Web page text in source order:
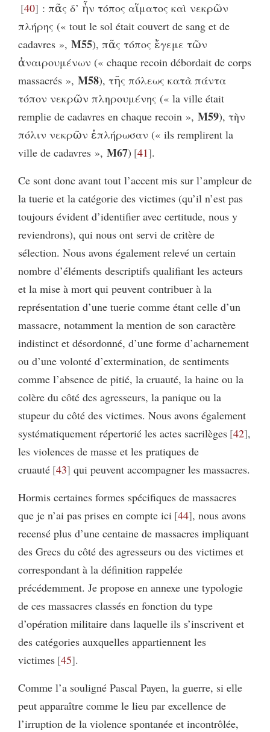
40 : πᾶς δ’ ἦν τόπος αἵματος καὶ νεκρῶν
πλήρης (« tout le sol était couvert de sang et de
cadavres », M55), πᾶς τόπος ἔγεμε τῶν
ἀναιρουμένων (« chaque recoin débordait de corps
massacrés », M58), τῆς πόλεως κατὰ πάντα
τόπον νεκρῶν πληρουμένης (« la ville était
remplie de cadavres en chaque recoin », M59), τὴν
πόλιν νεκρῶν ἐπλήρωσαν (« ils remplirent la
ville de cadavres », M67) 41 .
Ce sont donc avant tout l’accent mis sur l’ampleur de
la tuerie et la catégorie des victimes (qu’il n’est pas
toujours évident d’identifier avec certitude, nous y
reviendrons), qui nous ont servi de critère de
sélection. Nous avons également relevé un certain
nombre d’éléments descriptifs qualifiant les acteurs
et la mise à mort qui peuvent contribuer à la
représentation d’une tuerie comme étant celle d’un
massacre, notamment la mention de son caractère
indistinct et désordonné, d’une forme d’acharnement
ou d’une volonté d’extermination, de sentiments
comme l’absence de pitié, la cruauté, la haine ou la
colère du côté des agresseurs, la panique ou la
stupeur du côté des victimes. Nous avons également
systématiquement répertorié les actes sacrilèges 42 ,
les violences de masse et les pratiques de
cruauté 43 qui peuvent accompagner les massacres.
Hormis certaines formes spécifiques de massacres
que je n’ai pas prises en compte ici 44 , nous avons
recensé plus d’une centaine de massacres impliquant
des Grecs du côté des agresseurs ou des victimes et
correspondant à la définition rappelée
précédemment. Je propose en annexe une typologie
de ces massacres classés en fonction du type
d’opération militaire dans laquelle ils s’inscrivent et
des catégories auxquelles appartiennent les
victimes 45 .
Comme l’a souligné Pascal Payen, la guerre, si elle
peut apparaître comme le lieu par excellence de
l’irruption de la violence spontanée et incontrôlée,